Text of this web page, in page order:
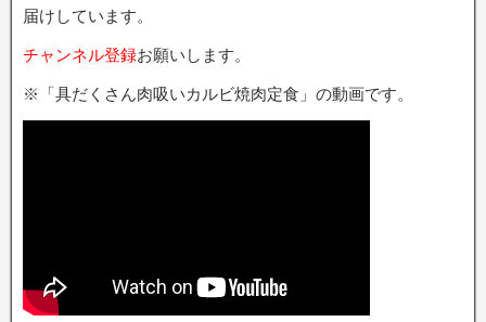
届けしています。
チャンネル登録お願いします。
※「具だくさん肉吸いカルビ焼肉定食」の動画です。